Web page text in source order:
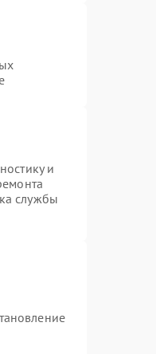
и
службы